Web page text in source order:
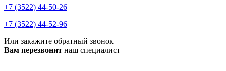
+7 (3522) 44-50-26
+7 (3522) 44-52-96
Или закажите обратный звонок
Вам перезвонит наш специалист